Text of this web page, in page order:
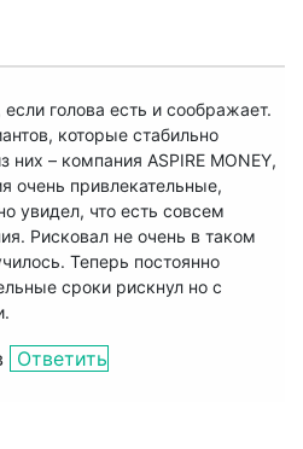
голова есть и соображает.
которые стабильно
– компания ASPIRE MONEY,
очень привлекательные,
увидел, что есть совсем
Рисковал не очень в таком
Теперь постоянно
сроки рискнул но с
Ответить